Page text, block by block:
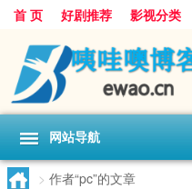
首 页 好剧推荐 影视分类
网站导航
> 作者“pc”的文章